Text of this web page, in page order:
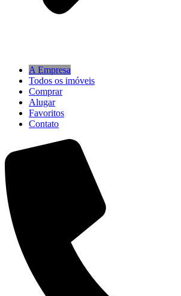
A Empresa
Todos os imóveis
Comprar
Alugar
Favoritos
Contato